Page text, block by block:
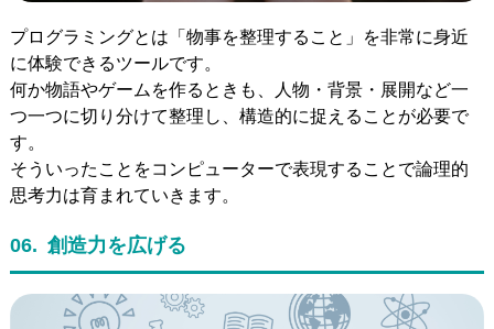
プログラミングとは「物事を整理すること」を非常に身近
に体験できるツールです。
何か物語やゲームを作るときも、人物・背景・展開など一
つ一つに切り分けて整理し、構造的に捉えることが必要で
す。
そういったことをコンピューターで表現することで論理的
思考力は育まれていきます。
06. 創造力を広げる